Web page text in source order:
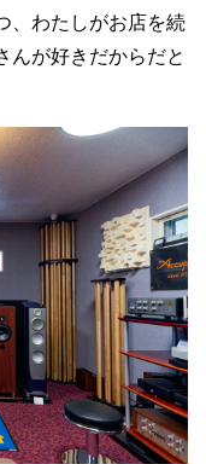
、わたしがお店を続
んが好きだからだと